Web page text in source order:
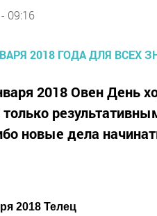
09:16
2018 Овен День
новые дела
2018 Телец